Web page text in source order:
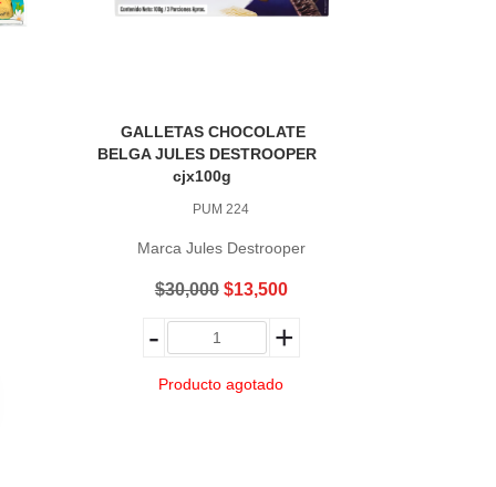
GALLETAS CHOCOLATE
BELGA JULES DESTROOPER
cjx100g
PUM 224
Marca Jules Destrooper
$30,000 $13,500
- +
Producto agotado